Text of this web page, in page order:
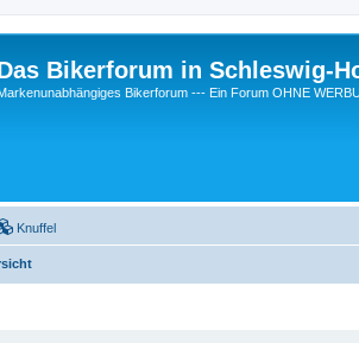
Bikerforum in Schleswig-
Bikerforum --- Ein Forum OHNE
Knuffel